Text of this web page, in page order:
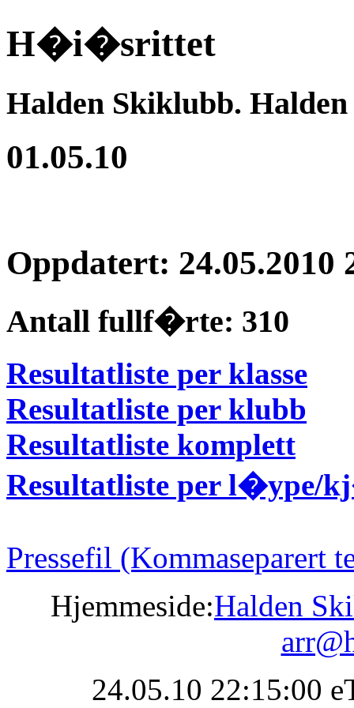
H�i�srittet
Halden Skiklubb. Halden
01.05.10
Oppdatert: 24.05.2010
Antall fullf�rte: 310
Resultatliste per klasse
Resultatliste per klubb
Resultatliste komplett
Resultatliste per l�ype/
Pressefil (Kommaseparert
Hjemmeside:Halden
24.05.10 22:15:00